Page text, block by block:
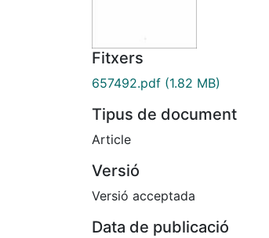
Fitxers
657492.pdf (1.82 MB)
Tipus de document
Article
Versió
Versió acceptada
Data de publicació